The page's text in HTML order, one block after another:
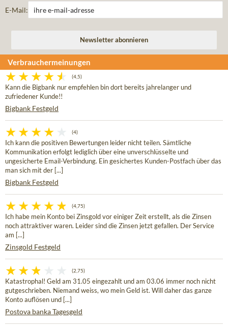
E-Mail:
Verbrauchermeinungen
(4,5)
Kann die Bigbank nur empfehlen bin dort bereits jahrelanger und
zufriedener Kunde!!
Bigbank Festgeld
(4)
Ich kann die positiven Bewertungen leider nicht teilen. Sämtliche
Kommunikation erfolgt lediglich über eine unverschlüsselte und
ungesicherte Email-Verbindung. Ein gesichertes Kunden-Postfach über das
man sich mit der [...]
Bigbank Festgeld
(4,75)
Ich habe mein Konto bei Zinsgold vor einiger Zeit erstellt, als die Zinsen
noch attraktiver waren. Leider sind die Zinsen jetzt gefallen. Der Service
am [...]
Zinsgold Festgeld
(2,75)
Katastrophal! Geld am 31.05 eingezahlt und am 03.06 immer noch nicht
gutgeschrieben. Niemand weiss, wo mein Geld ist. Will daher das ganze
Konto auflösen und [...]
Postova banka Tagesgeld